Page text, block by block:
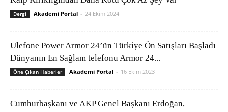
Dergi Akademi Portal - 24 Ekim 2024
Ulefone Power Armor 24’ün Türkiye Ön Satışları Başladı
Dünyanın En Sağlam telefonu Armor 24...
Öne Çıkan Haberler Akademi Portal - 16 Ekim 2023
Cumhurbaşkanı ve AKP Genel Başkanı Erdoğan,